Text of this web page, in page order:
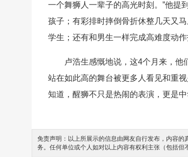
一个舞狮人一辈子的高光时刻。”他提
孩子；有彩排时摔倒骨折休整几天又
学生；还有和男生一样完成高难度动作
卢浩生感慨地说，这4个月来，
站在如此高的舞台被更多人看见和重
知道，醒狮不只是热闹的表演，更是中
免责声明：以上所展示的信息由网友自行发布，内容
务。任何单位或个人如对以上内容有权利主张（包括但